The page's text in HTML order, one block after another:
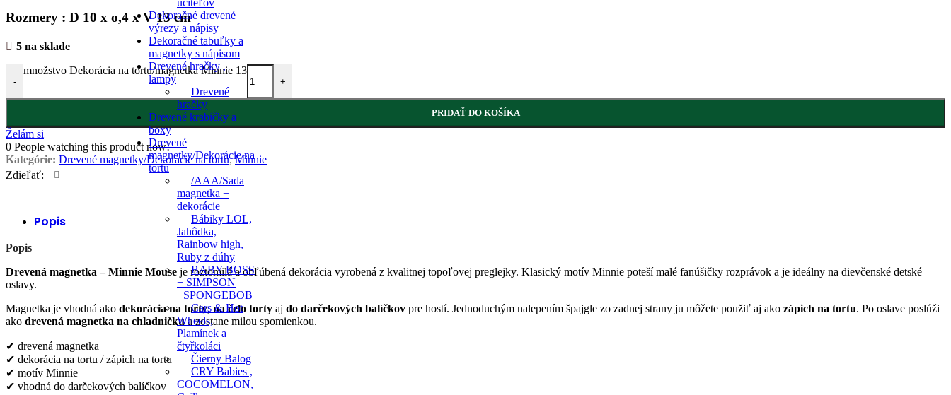
Dekoračné drevené
výrezy a nápisy
Dekoračné tabuľky a
magnetky s nápisom
Drevené hračky ,
lampy
Drevené
hračky
Drevené krabičky a
boxy
Drevené
magnetky/Dekorácie na
tortu
/AAA/Sada
magnetka +
dekorácie
Bábiky LOL,
Jahôdka,
Rainbow high,
Ruby z dúhy
BABY BOSS
+ SIMPSON
+SPONGEBOB
Cars & Hot
Wheels,
Plamínek a
čtyřkoláci
Čierny Balog
CRY Babies ,
COCOMELON,
Rozmery : D 10 x o,4 x V 13 cm
5 na sklade
-
množstvo Dekorácia na tortu/magnetka Minnie 13
+
PRIDAŤ DO KOŠÍKA
Želám si
0 People watching this product now!
Kategórie: Drevené magnetky/Dekorácie na tortu, Minnie
Zdieľať:
Popis
Popis
Drevená magnetka –Minnie Mouse je roztomilá a obľúbená dekorácia vyrobená z kvalitnej topoľovej preglejky. Klasický motív Minnie poteší malé fanúšičky rozprávok a je ideálny na dievčenské detské
oslavy.
Magnetka je vhodná ako dekorácia na torty,na čelo torty aj do darčekových balíčkov pre hostí. Jednoduchým nalepením špajgle zo zadnej strany ju môžete použiť aj ako zápich na tortu. Po oslave poslúži
ako drevená magnetka na chladničkua zostane milou spomienkou.
✔ drevená magnetka
✔ dekorácia na tortu / zápich na tortu
✔ motív Minnie
✔ vhodná do darčekových balíčkov